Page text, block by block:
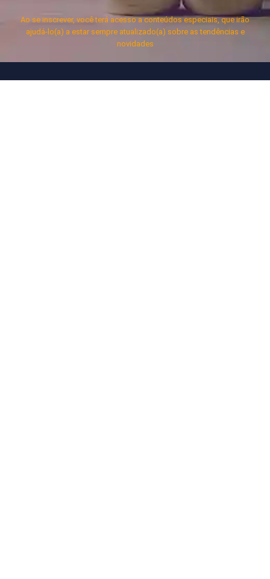
Ao se inscrever, você terá acesso a conteúdos especiais, que irão
ajudá-lo(a) a estar sempre atualizado(a) sobre as tendências e
novidades